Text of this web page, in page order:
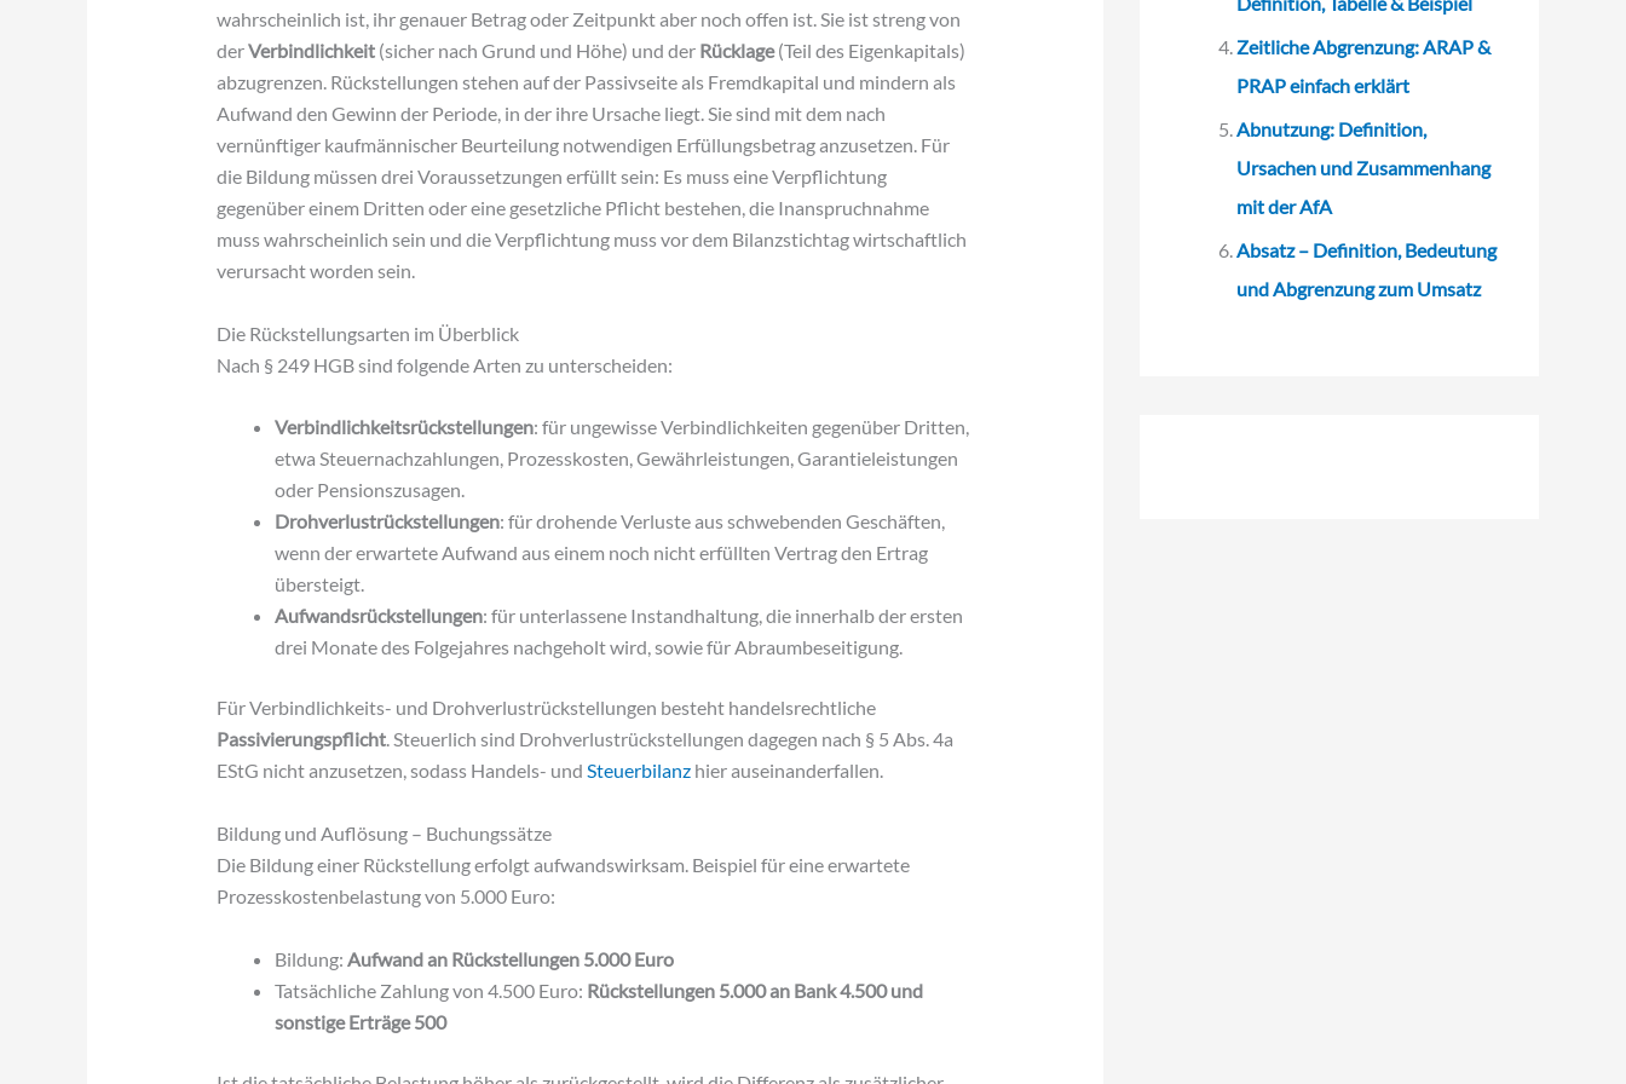
wahrscheinlich ist, ihr genauer Betrag oder Zeitpunkt aber noch offen ist. Sie ist streng von
derVerbindlichkeit(sicher nach Grund und Höhe) und der Rücklage(Teil des Eigenkapitals)
abzugrenzen. Rückstellungen stehen auf der Passivseite als Fremdkapital und mindern als
Aufwand den Gewinn der Periode, in der ihre Ursache liegt. Sie sind mit dem nach
vernünftiger kaufmännischer Beurteilung notwendigen Erfüllungsbetrag anzusetzen. Für
die Bildung müssen drei Voraussetzungen erfüllt sein: Es muss eine Verpflichtung
gegenüber einem Dritten oder eine gesetzliche Pflicht bestehen, die Inanspruchnahme
muss wahrscheinlich sein und die Verpflichtung muss vor dem Bilanzstichtag wirtschaftlich
verursacht worden sein.
Die Rückstellungsarten im Überblick
Nach § 249 HGB sind folgende Arten zu unterscheiden:
Verbindlichkeitsrückstellungen: für ungewisse Verbindlichkeiten gegenüber Dritten,
etwa Steuernachzahlungen, Prozesskosten, Gewährleistungen, Garantieleistungen
oder Pensionszusagen.
Drohverlustrückstellungen: für drohende Verluste aus schwebenden Geschäften,
wenn der erwartete Aufwand aus einem noch nicht erfüllten Vertrag den Ertrag
übersteigt.
Aufwandsrückstellungen: für unterlassene Instandhaltung, die innerhalb der ersten
drei Monate des Folgejahres nachgeholt wird, sowie für Abraumbeseitigung.
Für Verbindlichkeits- und Drohverlustrückstellungen besteht handelsrechtliche
Passivierungspflicht. Steuerlich sind Drohverlustrückstellungen dagegen nach § 5 Abs. 4a
EStG nicht anzusetzen, sodass Handels- und Steuerbilanzhier auseinanderfallen.
Bildung und Auflösung – Buchungssätze
Die Bildung einer Rückstellung erfolgt aufwandswirksam. Beispiel für eine erwartete
Prozesskostenbelastung von 5.000 Euro:
Bildung: Aufwand an Rückstellungen 5.000 Euro
Tatsächliche Zahlung von 4.500 Euro: Rückstellungen 5.000 an Bank 4.500 und
sonstige Erträge 500
Zeitliche Abgrenzung: ARAP &
PRAP einfach erklärt
Abnutzung: Definition,
Ursachen und Zusammenhang
mit der AfA
Absatz – Definition, Bedeutung
und Abgrenzung zum Umsatz